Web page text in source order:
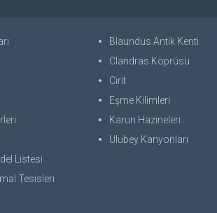
Listesi
Tesisleri
Blaundus Antik Kenti
Clandras Köprüsü
Cirit
Eşme Kilimleri
Karun Hazineleri
Ulubey Kanyonları